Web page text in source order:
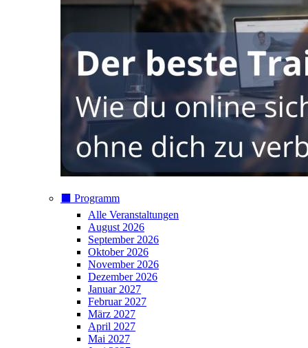
⬛️ Programm
Alle Veranstaltungen
August 2026
September 2026
Oktober 2026
November 2026
Dezember 2026
Januar 2027
Februar 2027
März 2027
April 2027
Mai 2027